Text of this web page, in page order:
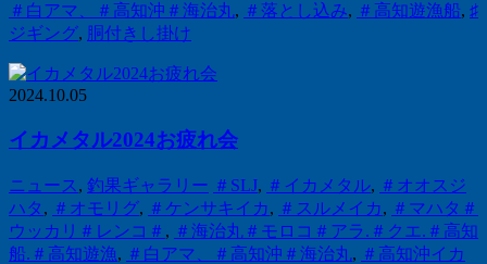
＃白アマ、＃高知沖＃海治丸, ＃落とし込み, ＃高知遊漁船, ♯
ジギング, 胴付きし掛け
2024.10.05
イカメタル2024お疲れ会
ニュース , 釣果ギャラリー ＃SLJ, ＃イカメタル, ＃オオスジ
ハタ , ＃オモリグ, ＃ケンサキイカ, ＃スルメイカ, ＃マハタ＃
ウッカリ＃レンコ＃ , ＃海治丸＃モロコ＃アラ.＃クエ.＃高知
船.＃高知遊漁, ＃白アマ、＃高知沖＃海治丸, ＃高知沖イカ